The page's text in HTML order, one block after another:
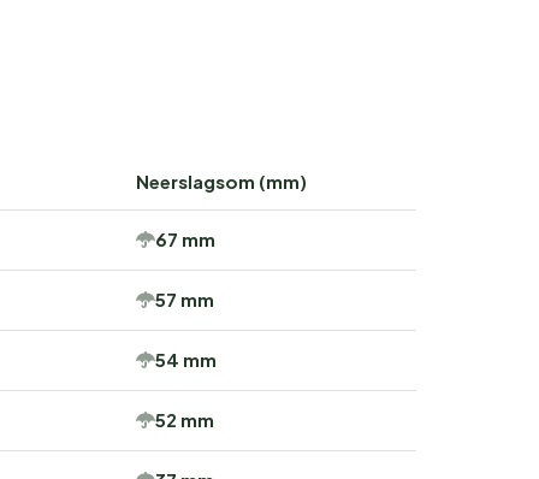
Neerslagsom (mm)
67 mm
57 mm
54 mm
52 mm